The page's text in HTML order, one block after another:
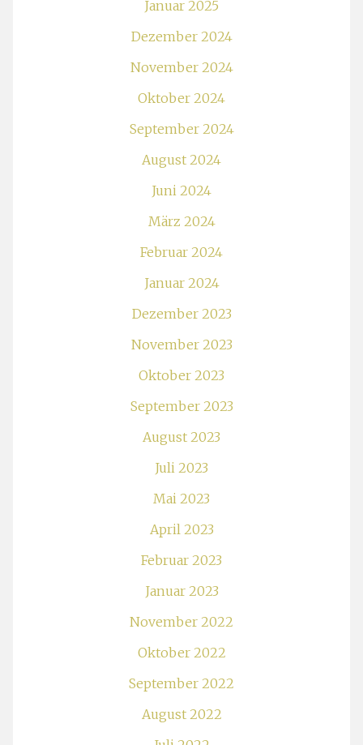
Januar 2025
Dezember 2024
November 2024
Oktober 2024
September 2024
August 2024
Juni 2024
März 2024
Februar 2024
Januar 2024
Dezember 2023
November 2023
Oktober 2023
September 2023
August 2023
Juli 2023
Mai 2023
April 2023
Februar 2023
Januar 2023
November 2022
Oktober 2022
September 2022
August 2022